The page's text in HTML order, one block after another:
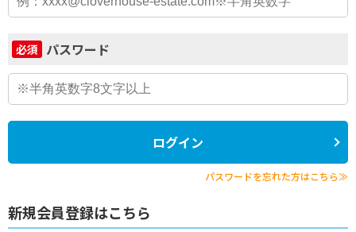
必須 パスワード
ログイン
パスワードを忘れた方はこちら≫
新規会員登録はこちら